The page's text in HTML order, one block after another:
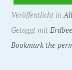
Veröffentlicht in
Getaggt mit
Bookmark the